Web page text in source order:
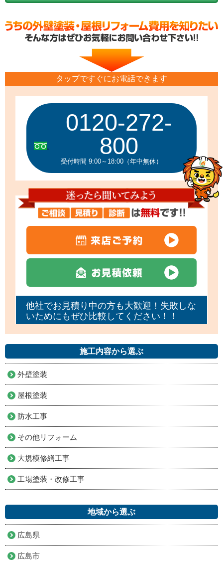
タップですぐにお電話できます
0120-272-
800
受付時間 9:00～18:00（年中無休）
他社でお見積り中の方も大歓迎！失敗しな
いためにもぜひ比較してください！！
施工内容から選ぶ
外壁塗装
屋根塗装
防水工事
その他リフォーム
大規模修繕工事
工場塗装・改修工事
地域から選ぶ
広島県
広島市